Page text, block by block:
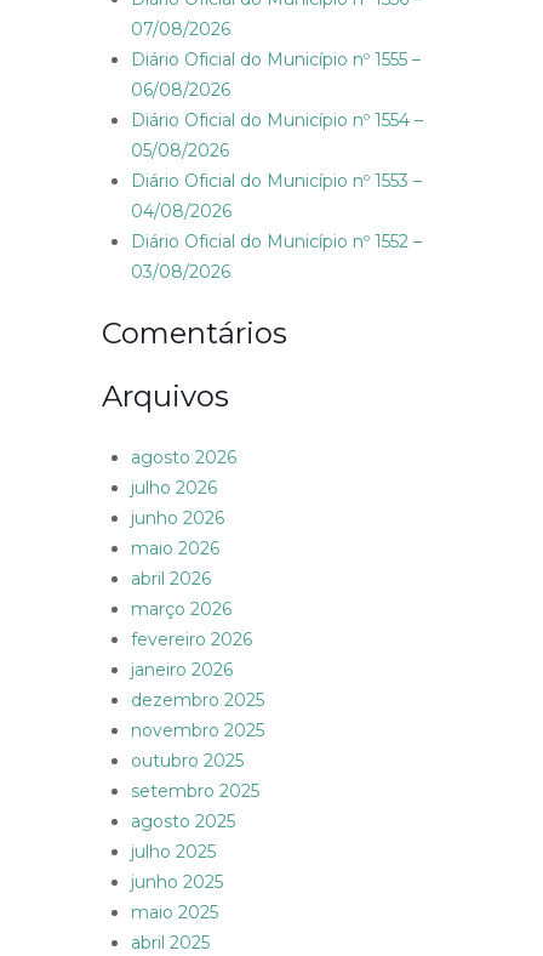
07/08/2026
Diário Oficial do Município nº 1555 –
06/08/2026
Diário Oficial do Município nº 1554 –
05/08/2026
Diário Oficial do Município nº 1553 –
04/08/2026
Diário Oficial do Município nº 1552 –
03/08/2026
Comentários
Arquivos
agosto 2026
julho 2026
junho 2026
maio 2026
abril 2026
março 2026
fevereiro 2026
janeiro 2026
dezembro 2025
novembro 2025
outubro 2025
setembro 2025
agosto 2025
julho 2025
junho 2025
maio 2025
abril 2025